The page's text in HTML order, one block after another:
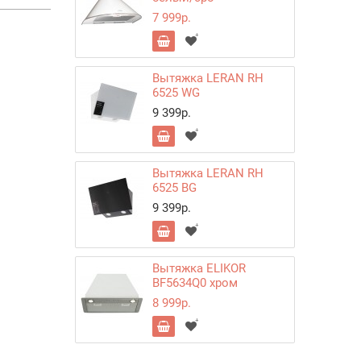
7 999р.
Вытяжка LERAN RH
6525 WG
9 399р.
Вытяжка LERAN RH
6525 BG
9 399р.
Вытяжка ELIKOR
BF5634Q0 хром
8 999р.